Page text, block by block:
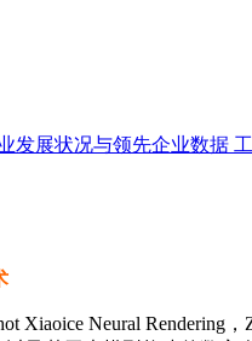
发展状况与领先企业数据
Neural Rendering